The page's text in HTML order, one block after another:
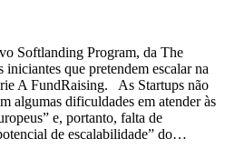
Softlanding Program, da The
que pretendem escalar na
A FundRaising. As Startups não
algumas dificuldades em atender às
e, portanto, falta de
de escalabilidade” do…